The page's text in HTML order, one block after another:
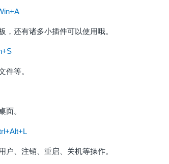
，还有诸多小插件可以使用哦。
件等。
面。
户、注销、重启、关机等操作。